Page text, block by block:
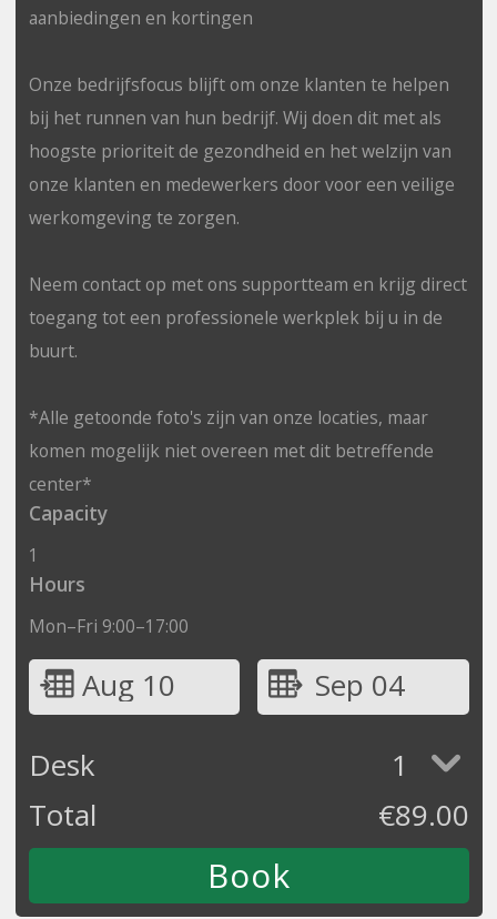
aanbiedingen en kortingen
Onze bedrijfsfocus blijft om onze klanten te helpen
bij het runnen van hun bedrijf. Wij doen dit met als
hoogste prioriteit de gezondheid en het welzijn van
onze klanten en medewerkers door voor een veilige
werkomgeving te zorgen.
Neem contact op met ons supportteam en krijg direct
toegang tot een professionele werkplek bij u in de
buurt.
*Alle getoonde foto's zijn van onze locaties, maar
komen mogelijk niet overeen met dit betreffende
center*
Capacity
1
Hours
Mon–Fri 9:00–17:00
Aug 10
Sep 04
Desk
1
Total
€89.00